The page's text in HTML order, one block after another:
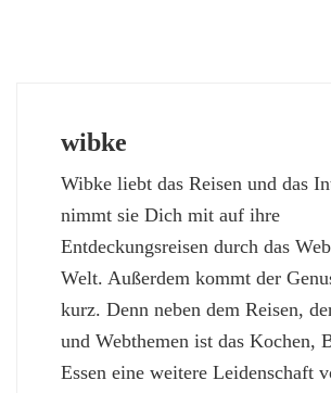
wibke
Wibke liebt das Reisen und das
nimmt sie Dich mit auf ihre
Entdeckungsreisen durch das
Welt. Außerdem kommt der
kurz. Denn neben dem Reisen,
und Webthemen ist das Kochen,
Essen eine weitere Leidenschaft